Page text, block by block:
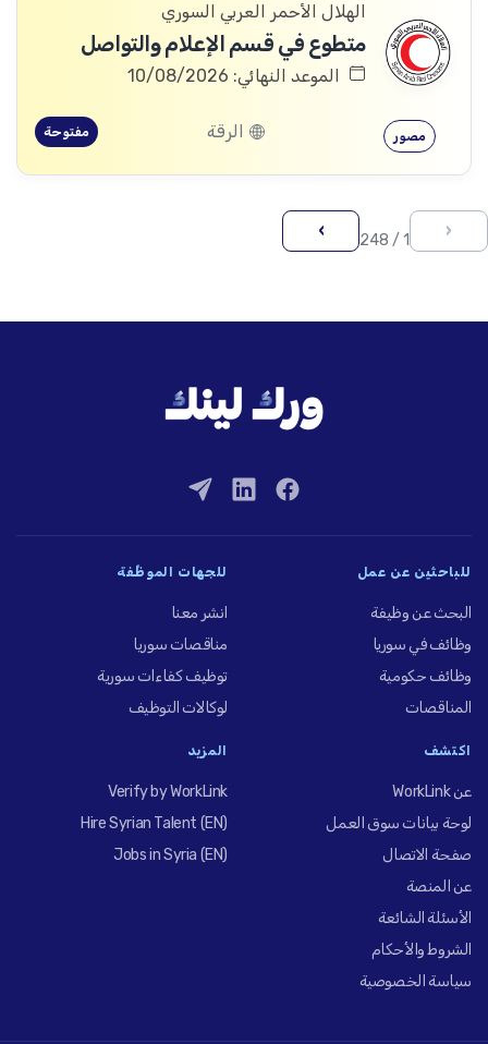
الهلال الأحمر العربي السوري
متطوع في قسم الإعلام والتواصل
الموعد النهائي: 10/08/2026
مصور الرقة مفتوحة
‹
1 / 248
›
للباحثين عن عمل
البحث عن وظيفة
وظائف في سوريا
وظائف حكومية
المناقصات
للجهات الموظِّفة
انشر معنا
مناقصات سوريا
توظيف كفاءات سورية
لوكالات التوظيف
اكتشف
عن WorkLink
لوحة بيانات سوق العمل
صفحة الاتصال
عن المنصة
الأسئلة الشائعة
الشروط والأحكام
سياسة الخصوصية
المزيد
Verify by WorkLink
Hire Syrian Talent (EN)
Jobs in Syria (EN)